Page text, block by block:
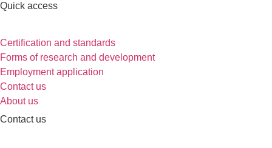
Quick access
Certification and standards
Forms of research and development
Employment application
Contact us
About us
Contact us